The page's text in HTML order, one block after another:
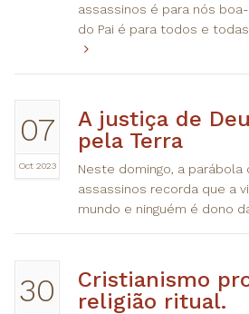
assassinos é para nós
do Pai é para todos e
07
Oct 2023
A justiça de
pela Terra
Neste domingo, a parábola
assassinos recorda que a
mundo e ninguém é dono
30
Cristianismo
religião ritual.